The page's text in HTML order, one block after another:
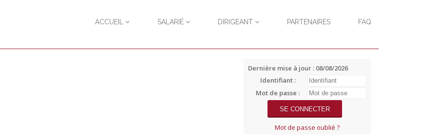
ACCUEIL SALARIÉ DIRIGEANT PARTENAIRES FAQ
Dernière mise à jour : 08/08/2026
Identifiant :
Mot de passe :
Mot de passe oublié ?